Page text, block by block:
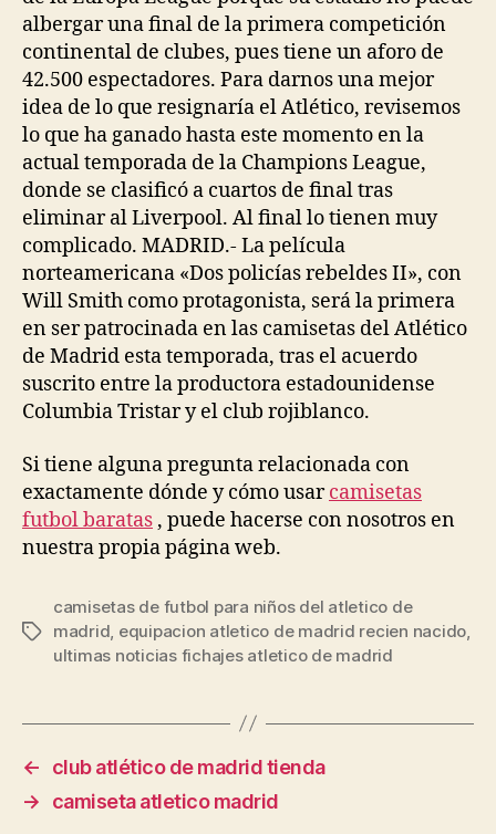
albergar una final de la primera competición
continental de clubes, pues tiene un aforo de
42.500 espectadores. Para darnos una mejor
idea de lo que resignaría el Atlético, revisemos
lo que ha ganado hasta este momento en la
actual temporada de la Champions League,
donde se clasificó a cuartos de final tras
eliminar al Liverpool. Al final lo tienen muy
complicado. MADRID.- La película
norteamericana «Dos policías rebeldes II», con
Will Smith como protagonista, será la primera
en ser patrocinada en las camisetas del Atlético
de Madrid esta temporada, tras el acuerdo
suscrito entre la productora estadounidense
Columbia Tristar y el club rojiblanco.
Si tiene alguna pregunta relacionada con
exactamente dónde y cómo usarcamisetas
futbol baratas , puede hacerse con nosotros en
nuestra propia página web.
Etiquetas
camisetas de futbol para niños del atletico de
madrid equipacion atletico de madrid recien nacido
ultimas noticias fichajes atletico de madrid
←
club atlético de madrid tienda
→
camiseta atletico madrid